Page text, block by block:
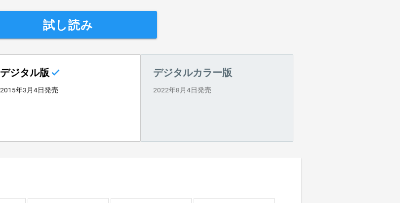
試し読み
デジタル版
2015年3月4日発売
デジタルカラー版
2022年8月4日発売